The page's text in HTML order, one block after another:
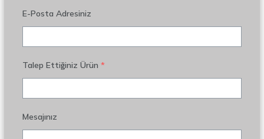
E-Posta Adresiniz
Talep Ettiğiniz Ürün *
Mesajınız